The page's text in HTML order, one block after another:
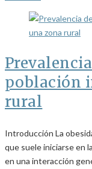
población
rural
Introducción La
que suele iniciarse en
en una interacción